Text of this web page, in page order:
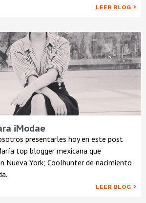
LEER BLOG
iModae
presentarles hoy en este post
top blogger mexicana que
Nueva York; Coolhunter de nacimiento
LEER BLOG